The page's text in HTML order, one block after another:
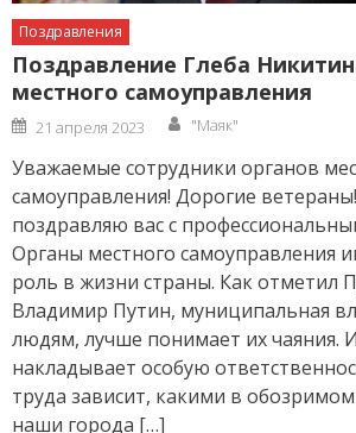
Поздравления
Поздравление Глеба
местного самоуправления
Posted
on
21 апреля 2023 Author
"Маяк"
Уважаемые сотрудники органов
самоуправления! Дорогие
поздравляю вас с
Органы местного самоуправления
роль в жизни страны. Как отметил
Владимир Путин, муниципальная
людям, лучше понимает их чаяния.
накладывает особую
труда зависит, какими в
наши города […]